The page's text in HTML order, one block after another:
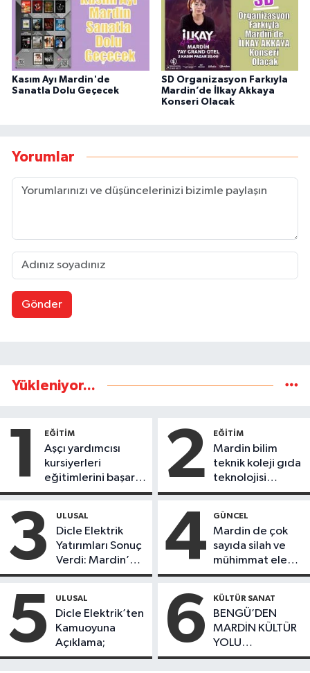
Kasım Ayı Mardin'de
Sanatla Dolu Geçecek
SD Organizasyon Farkıyla
Mardin’de İlkay Akkaya
Konseri Olacak
Yorumlar
Gönder
Yükleniyor...
1 EĞİTİM
Aşçı yardımcısı
kursiyerleri
eğitimlerini başarı
ile tamamladı
2 EĞİTİM
Mardin bilim
teknik koleji gıda
teknolojisi
öğrencileri
ürünlerini satarak
köydeki
çoçuklara kitap
desteğinde
bulundu
3 ULUSAL
Dicle Elektrik
Yatırımları Sonuç
Verdi: Mardin’de
Kayıp Kaçak
Düşüş
4 GÜNCEL
Mardin de çok
sayıda silah ve
mühimmat ele
geçirildi
5 ULUSAL
Dicle Elektrik’ten
Kamuoyuna
Açıklama;
6 KÜLTÜR SANAT
BENGÜ’DEN
MARDİN KÜLTÜR
YOLU
FESTIVALİ’NDE